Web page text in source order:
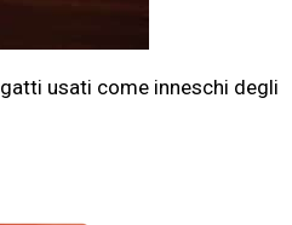
usati come inneschi degli